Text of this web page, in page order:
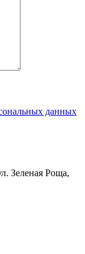
данных
Зеленая Роща,